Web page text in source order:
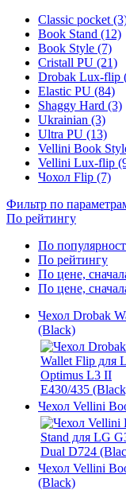
Classic pocket
Book Stand (12)
Book Style (7)
Cristall PU (21)
Drobak Lux-flip
Elastic PU (84)
Shaggy Hard (3)
Ukrainian (3)
Ultra PU (13)
Vellini Book
Vellini Lux-flip
Чохол Flip (7)
Фильтр по
По рейтингу
По
По рейтингу
По цене,
По цене,
Чехол Drobak
(Black)
Чехол Vellini
Чехол Vellini
(Black)